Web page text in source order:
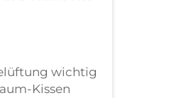
wichtig
Kissen